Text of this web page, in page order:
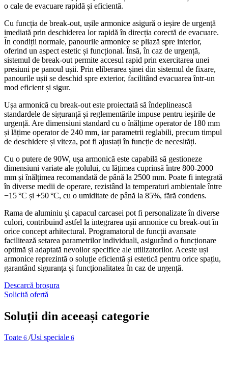
o cale de evacuare rapidă și eficientă.
Cu funcția de break-out, ușile armonice asigură o ieșire de urgență
imediată prin deschiderea lor rapidă în direcția corectă de evacuare.
În condiții normale, panourile armonice se pliază spre interior,
oferind un aspect estetic și funcțional. Însă, în caz de urgență,
sistemul de break-out permite accesul rapid prin exercitarea unei
presiuni pe panoul ușii. Prin eliberarea șinei din sistemul de fixare,
panourile ușii se deschid spre exterior, facilitând evacuarea într-un
mod eficient și sigur.
Ușa armonică cu break-out este proiectată să îndeplinească
standardele de siguranță și reglementările impuse pentru ieșirile de
urgență. Are dimensiuni standard cu o înălțime operator de 180 mm
și lățime operator de 240 mm, iar parametrii reglabili, precum timpul
de deschidere și viteza, pot fi ajustați în funcție de necesități.
Cu o putere de 90W, ușa armonică este capabilă să gestioneze
dimensiuni variate ale golului, cu lățimea cuprinsă între 800-2000
mm și înălțimea recomandată de până la 2500 mm. Poate fi integrată
în diverse medii de operare, rezistând la temperaturi ambientale între
−15 °C și +50 °C, cu o umiditate de până la 85%, fără condens.
Rama de aluminiu și capacul carcasei pot fi personalizate în diverse
culori, contribuind astfel la integrarea ușii armonice cu break-out în
orice concept arhitectural. Programatorul de funcții avansate
facilitează setarea parametrilor individuali, asigurând o funcționare
optimă și adaptată nevoilor specifice ale utilizatorilor. Aceste uși
armonice reprezintă o soluție eficientă și estetică pentru orice spațiu,
garantând siguranța și funcționalitatea în caz de urgență.
Descarcă broșura
Solicită ofertă
Soluții din aceeași categorie
Toate 6 /Usi speciale 6